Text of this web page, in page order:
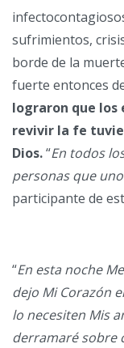
sufrimientos,
borde de la
fuerte entonces
lograron que los
revivir la fe
Dios.“En todos
personas que
participante de
“En esta noche
dejo Mi Corazón
lo necesiten Mis
derramaré sobre